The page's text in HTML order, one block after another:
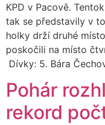
KPD v Pacově.
tak se představily v
holky drží druhé
poskočili na místo
Dívky: 5. Bára
Pohár
rekord